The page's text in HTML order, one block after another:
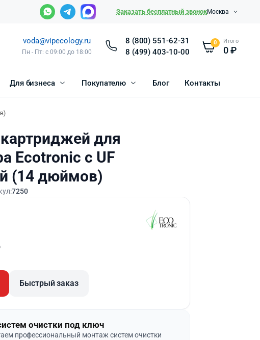
Заказать бесплатный звонокМосква
voda@vipecology.ru
Пн - Пт: с 09:00 до 18:00
8 (800) 551-62-31
8 (499) 403-10-00
0 Итого
0₽
Для бизнеса Покупателю Блог Контакты
для
Ecotronic с UF
(14 дюймов)
7250
Быстрый заказ
очистки под ключ
профессиональный монтаж систем очистки